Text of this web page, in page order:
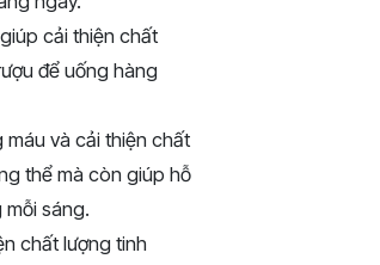
cải thiện chất
để uống hàng
và cải thiện chất
thể mà còn giúp hỗ
mỗi sáng.
chất lượng tinh